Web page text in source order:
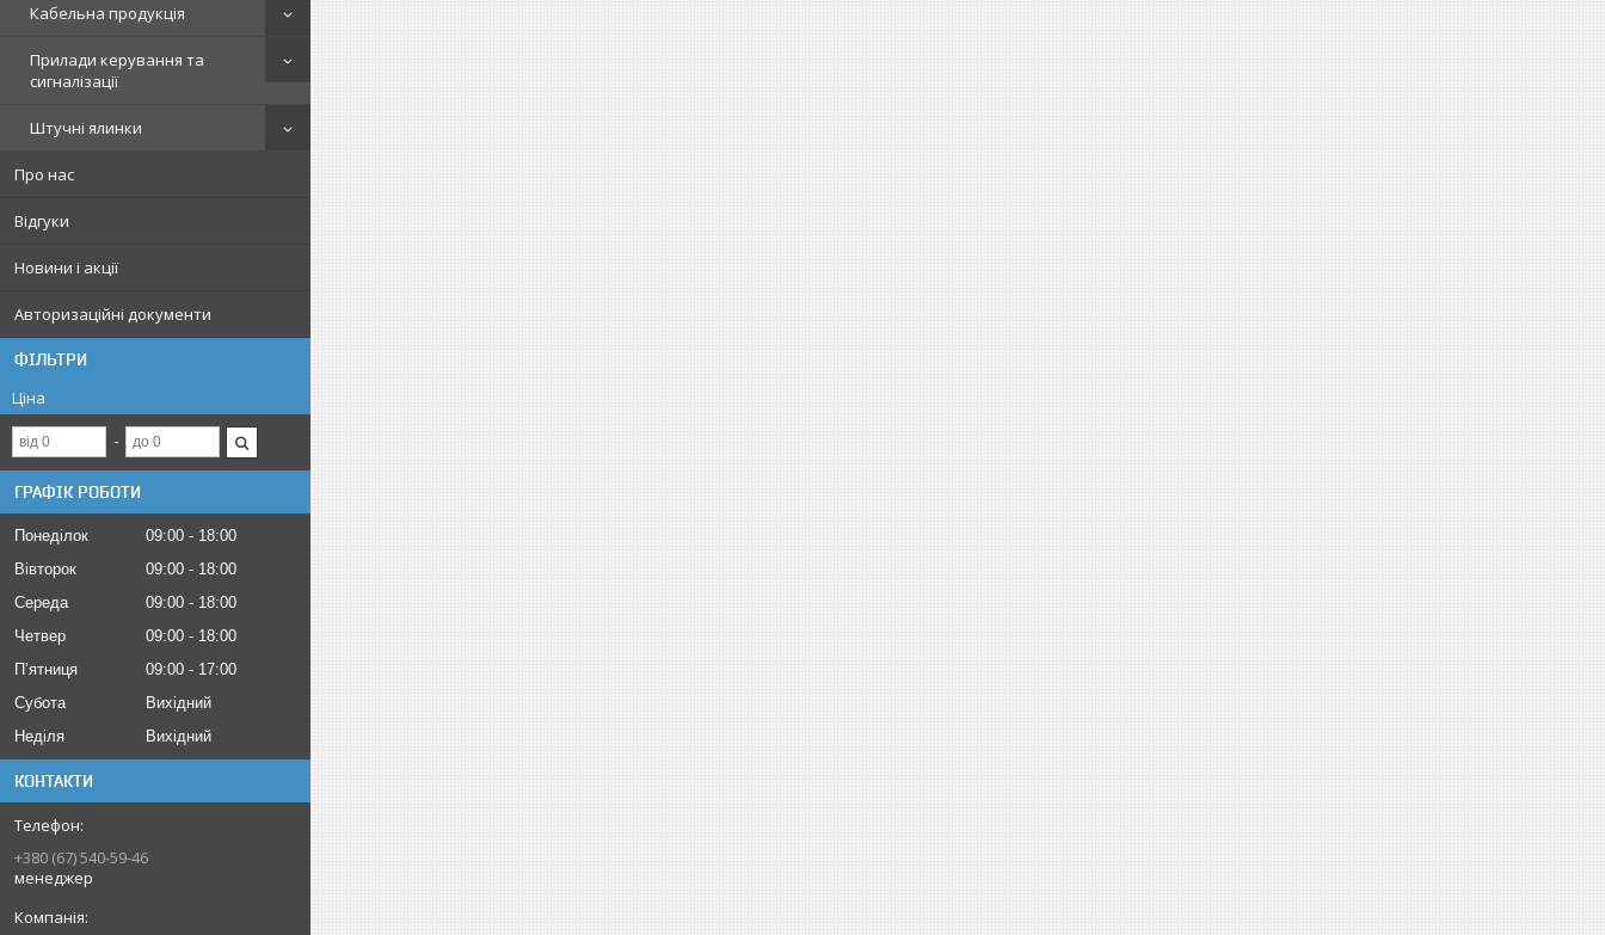
Кабельна продукція
Прилади керування та
сигналізації
Штучні ялинки
Про нас
Відгуки
Новини і акції
Авторизаційні документи
ФІЛЬТРИ
Ціна
ГРАФІК РОБОТИ
Понеділок 09:00
18:00
Вівторок
09:00
18:00
Середа
09:00
18:00
Четвер
09:00
18:00
Пʼятниця
09:00
17:00
Субота
Вихідний
Неділя
Вихідний
КОНТАКТИ
+380 (67) 540-59-46
менеджер